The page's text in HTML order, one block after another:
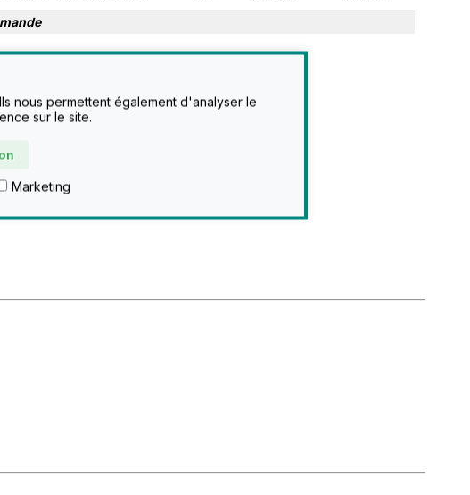
Tarif HT
€
€ 26,00 €
nous permettent également d'analyser le
sur le site.
Marketing